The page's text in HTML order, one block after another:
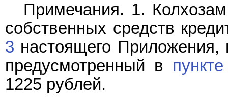
Примечания. 1.
собственных средств
3 настоящего Приложения,
предусмотренный в
1225 рублей.